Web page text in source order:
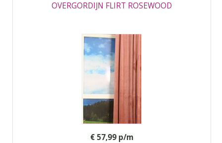
OVERGORDIJN FLIRT ROSEWOOD
€ 57,99 p/m